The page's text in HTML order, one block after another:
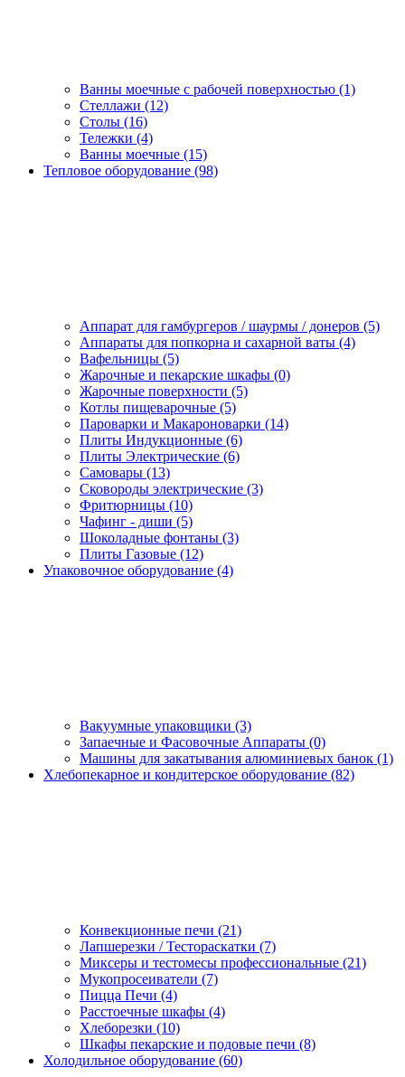
Ванны моечные с рабочей поверхностью (1)
Стеллажи (12)
Столы (16)
Тележки (4)
Ванны моечные (15)
Тепловое оборудование (98)
Аппарат для гамбургеров / шаурмы / донеров (5)
Аппараты для попкорна и сахарной ваты (4)
Вафельницы (5)
Жарочные и пекарские шкафы (0)
Жарочные поверхности (5)
Котлы пищеварочные (5)
Пароварки и Макароноварки (14)
Плиты Индукционные (6)
Плиты Электрические (6)
Самовары (13)
Сковороды электрические (3)
Фритюрницы (10)
Чафинг - диши (5)
Шоколадные фонтаны (3)
Плиты Газовые (12)
Упаковочное оборудование (4)
Вакуумные упаковщики (3)
Запаечные и Фасовочные Аппараты (0)
Машины для закатывания алюминиевых банок (1)
Хлебопекарное и кондитерское оборудование (82)
Конвекционные печи (21)
Лапшерезки / Тестораскатки (7)
Миксеры и тестомесы профессиональные (21)
Мукопросеиватели (7)
Пицца Печи (4)
Расстоечные шкафы (4)
Хлеборезки (10)
Шкафы пекарские и подовые печи (8)
Холодильное оборудование (60)